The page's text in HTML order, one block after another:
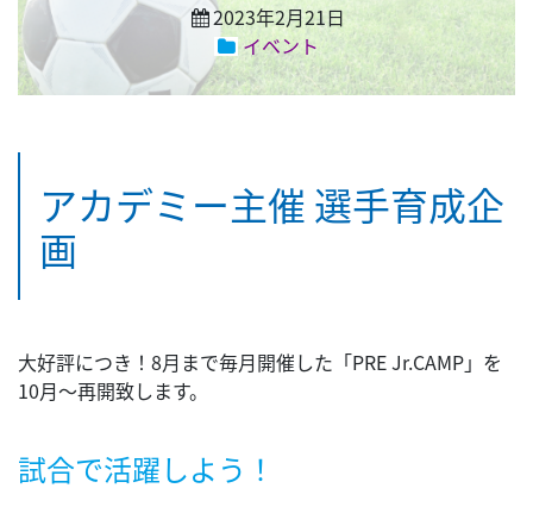
2023年2月21日
イベント
アカデミー主催 選手育成企
画
大好評につき！8月まで毎月開催した「PRE Jr.CAMP」を
10月～再開致します。
試合で活躍しよう！